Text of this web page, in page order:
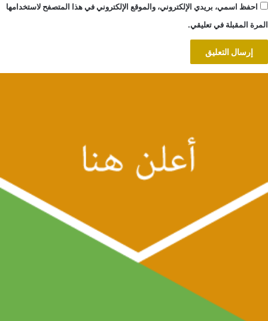
احفظ اسمي، بريدي الإلكتروني، والموقع الإلكتروني في هذا المتصفح لاستخدامها
المرة المقبلة في تعليقي.